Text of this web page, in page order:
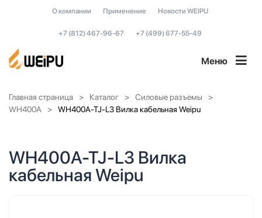
О компании Применение Новости WEIPU
+7 (812) 467-96-67 +7 (499) 677-55-49
Меню
Главная страница Каталог
Силовые разъемы
WH400A
WH400A-TJ-L3 Вилка кабельная Weipu
WH400A-TJ-L3 Вилка
кабельная Weipu